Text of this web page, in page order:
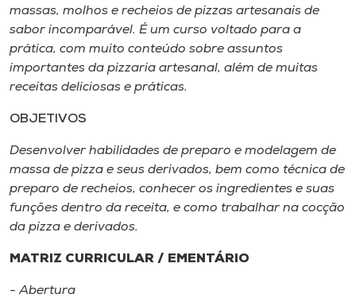
Museu
Unoesc
Store
Selecione
A+
A-
massas, molhos e recheios de pizzas artesanais de
sabor incomparável. É um curso voltado para a
prática, com muito conteúdo sobre assuntos
importantes da pizzaria artesanal, além de muitas
receitas deliciosas e práticas.
OBJETIVOS
Desenvolver habilidades de preparo e modelagem de
massa de pizza e seus derivados, bem como técnica de
preparo de recheios, conhecer os ingredientes e suas
funções dentro da receita, e como trabalhar na cocção
da pizza e derivados.
MATRIZ CURRICULAR / EMENTÁRIO
- Abertura